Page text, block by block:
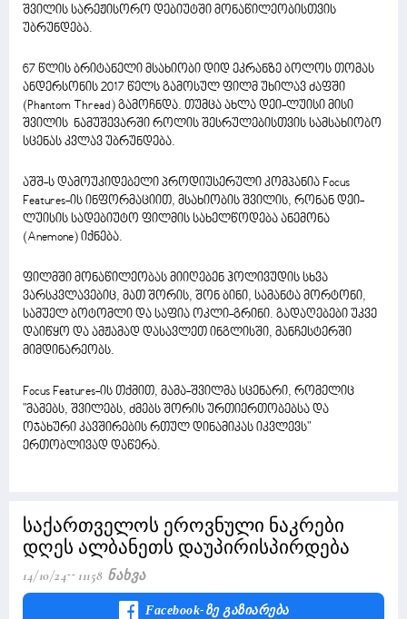
შვილის სარეჟისორო დებიუტში მონაწილეობისთვის
უბრუნდება.
67 წლის ბრიტანელი მსახიობი დიდ ეკრანზე ბოლოს თომას
ანდერსონის 2017 წელს გამოსულ ფილმ უხილავ ძაფში
(Phantom Thread) გამოჩნდა. თუმცა ახლა დეი-ლუისი მისი
შვილის ნამუშევარში როლის შესრულებისთვის სამსახიობო
სცენას კვლავ უბრუნდება.
აშშ-ს დამოუკიდებელი პროდიუსერული კომპანია Focus
Features-ის ინფორმაციით, მსახიობის შვილის, რონან დეი-
ლუისის სადებიუტო ფილმის სახელწოდება ანემონა
(Anemone) იქნება.
ფილმში მონაწილეობას მიიღებენ ჰოლივუდის სხვა
ვარსკვლავებიც, მათ შორის, შონ ბინი, სამანტა მორტონი,
სამუელ ბოტომლი და საფია ოკლი-გრინი. გადაღებები უკვე
დაიწყო და ამჟამად დასავლეთ ინგლისში, მანჩესტერში
მიმდინარეობს.
Focus Features-ის თქმით, მამა-შვილმა სცენარი, რომელიც
"მამებს, შვილებს, ძმებს შორის ურთიერთობებსა და
ოჯახური კავშირების რთულ დინამიკას იკვლევს"
ერთობლივად დაწერა.
საქართველოს ეროვნული ნაკრები
დღეს ალბანეთს დაუპირისპირდება
14/10/24 11158 Ნახვა
Facebook-Ზე Გაზიარება